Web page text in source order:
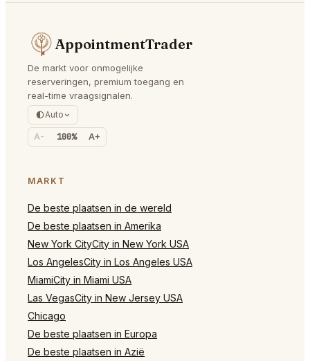
AppointmentTrader
De markt voor onmogelijke
reserveringen, premium toegang en
real-time vraagsignalen.
Auto
A- 100% A+
MARKT
De beste plaatsen in de wereld
De beste plaatsen in Amerika
New York CityCity in New York USA
Los AngelesCity in Los Angeles USA
MiamiCity in Miami USA
Las VegasCity in New Jersey USA
Chicago
De beste plaatsen in Europa
De beste plaatsen in Azië